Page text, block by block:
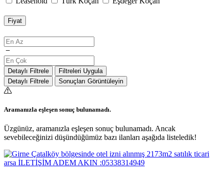
Fiyat
Detaylı Filtrele
Filtreleri Uygula
Detaylı Filtrele
Sonuçları Görüntüleyin
Aramanızla eşleşen sonuç bulunamadı.
Üzgünüz, aramanızla eşleşen sonuç bulunamadı. Ancak
sevebileceğinizi düşündüğümüz bazı ilanları aşağıda listeledik!